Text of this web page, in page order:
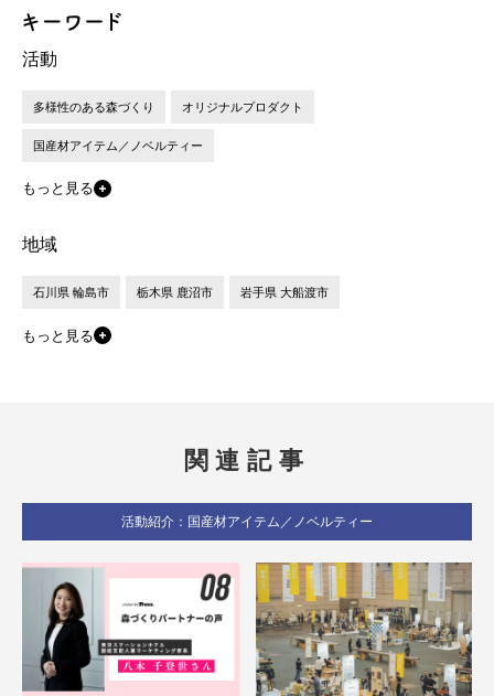
活動
多様性のある森づくり オリジナルプロダクト
国産材アイテム／ノベルティー
もっと見る
地域
石川県 輪島市 栃木県 鹿沼市 岩手県 大船渡市
もっと見る
関連記事
活動紹介：国産材アイテム／ノベルティー